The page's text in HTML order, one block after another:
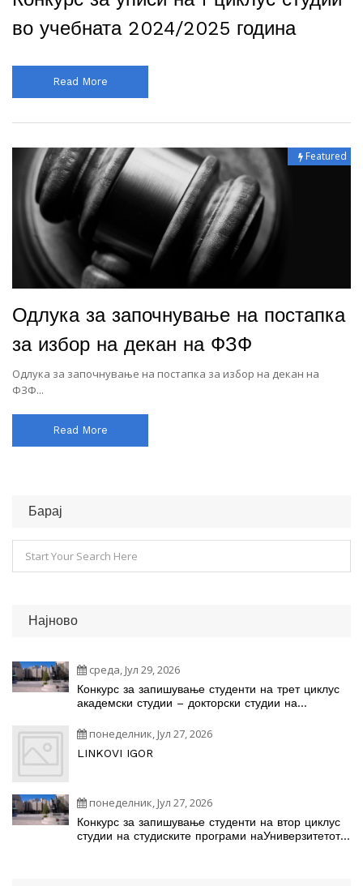
во учебната 2024/2025 година
Read More
Одлука за започнување на постапка
за избор на декан на ФЗФ
Одлука за започнување на постапка за избор на декан на
ФЗФ...
Read More
Featured
Барај
Најново
среда, Јул 29, 2026
Конкурс за запишување студенти на трет циклус
академски студии – докторски студии на
понеделник, Јул 27, 2026
LINKOVI IGOR
понеделник, Јул 27, 2026
Конкурс за запишување студенти на втор циклус
студии на студиските програми наУниверзитетот